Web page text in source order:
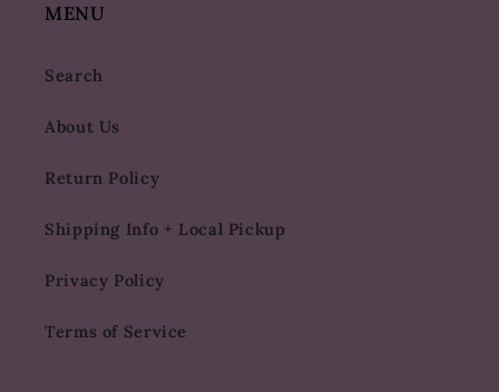
MENU
Search
About Us
Return Policy
Shipping Info + Local Pickup
Privacy Policy
Terms of Service